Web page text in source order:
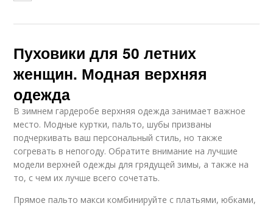
Пуховики для 50 летних
женщин. Модная верхняя
одежда
В зимнем гардеробе верхняя одежда занимает важное
место. Модные куртки, пальто, шубы призваны
подчеркивать ваш персональный стиль, но также
согревать в непогоду. Обратите внимание на лучшие
модели верхней одежды для грядущей зимы, а также на
то, с чем их лучше всего сочетать.
Прямое пальто макси комбинируйте с платьями, юбками,